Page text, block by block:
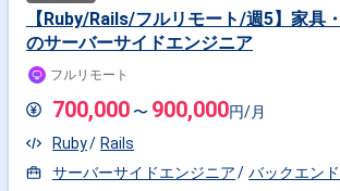
ビスの設計・構築 ・VPCや仮想ネットワーク等、
複数の拠点からのインバウンド/アウトバウンドを考
複数AWSアカウントおよび複数環境を考慮して、IAM
中につき、業務内容は一部変更がある場合があり
ContactLens, Bedrock, Kinesis Data Firehose, Kinesis
Scheduler, Grafana, S3, Athena, Glue Catalog,
Formation, Resource Access Manager, CloudWatch,
の他条件： 作業期間：2025年1月～長期 作業時間
【Ruby/Rails/フルリモート/週5】家具
のサーバーサイドエンジニア
フルリモート
700,000 〜 900,000円/月
Ruby
Rails
サーバーサイドエンジニア
バックエン